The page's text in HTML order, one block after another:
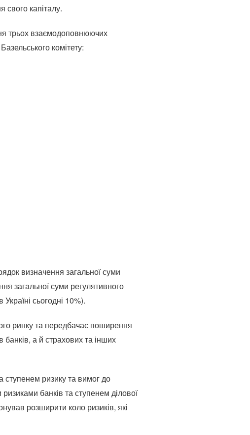
свого капіталу.
трьох взаємодоповнюючих
комітету:
визначення загальної суми
загальної суми регулятивного
Україні сьогодні 10%).
ринку та передбачає поширення
банків, а й страхових та інших
ступенем ризику та вимог до
банків та ступенем ділової
розширити коло ризиків, які